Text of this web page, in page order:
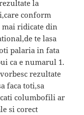
la
conform
ridicate din
te lasa
palaria in fata
ca e numarul 1.
rezultate
faca toti,sa
columbofili ar
si corect